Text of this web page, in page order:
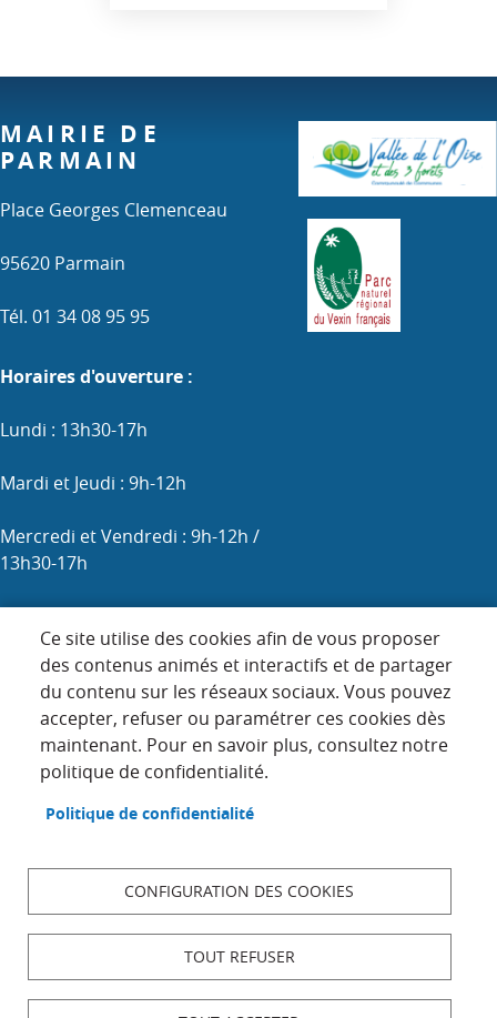
Ce site utilise des cookies afin de vous proposer
des contenus animés et interactifs et de partager
du contenu sur les réseaux sociaux. Vous pouvez
accepter, refuser ou paramétrer ces cookies dès
maintenant. Pour en savoir plus, consultez notre
politique de confidentialité.
Politique de confidentialité
CONFIGURATION DES COOKIES
TOUT REFUSER
MAIRIE DE
PARMAIN
Place Georges Clemenceau
95620 Parmain
Tél. 01 34 08 95 95
Horaires d'ouverture :
Lundi : 13h30-17h
Mardi et Jeudi : 9h-12h
Mercredi et Vendredi : 9h-12h /
13h30-17h
Menu
Pied
page
ACCUEIL
PLAN DU SITE
CONTACT
DONNÉES PERSONNELLES
ACCESSIBILITÉ : NON CONFORME
S'IDENTIFIER